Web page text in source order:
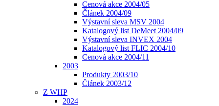
Cenová akce 2004/05
Článek 2004/09
Výstavní sleva MSV 2004
Katalogový list DeMeet 2004/09
Výstavní sleva INVEX 2004
Katalogový list FLIC 2004/10
Cenová akce 2004/11
2003
Produkty 2003/10
Článek 2003/12
Z WHP
2024